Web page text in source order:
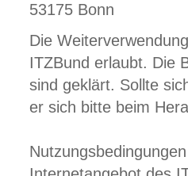
53175 Bonn
Die
ITZBund erlaubt. Die
sind geklärt. Sollte
er sich bitte beim